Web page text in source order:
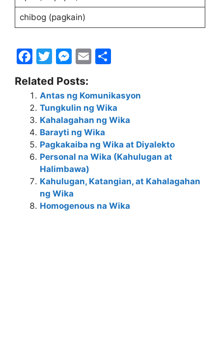
chibog (pagkain)
F
c
e
b
o
o
k
T
itt
er
M
s
s
e
n
g
er
E
l
ar
e
Related Posts:
Antas ng Komunikasyon
Tungkulin ng Wika
Kahalagahan ng Wika
Barayti ng Wika
Pagkakaiba ng Wika at Diyalekto
Personal na Wika (Kahulugan at
Halimbawa)
Kahulugan, Katangian, at Kahalagahan
ng Wika
Homogenous na Wika